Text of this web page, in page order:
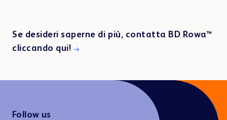
Se desideri saperne di più, contatta BD Rowa™
cliccando qui!
Follow us